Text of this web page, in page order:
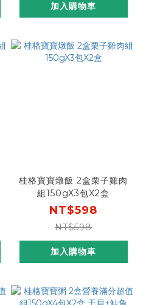
加入購物車
桂格寶寶燉飯 2盒栗子雞肉
組150gX3包X2盒
NT$598
NT$598
加入購物車